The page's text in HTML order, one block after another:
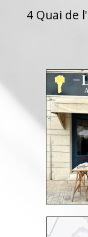
4 Quai de